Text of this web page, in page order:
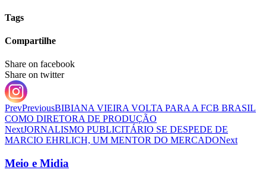
Tags
Compartilhe
Share on facebook
Share on twitter
PrevPreviousBIBIANA VIEIRA VOLTA PARA A FCB BRASIL
COMO DIRETORA DE PRODUÇÃO
NextJORNALISMO PUBLICITÁRIO SE DESPEDE DE
MARCIO EHRLICH, UM MENTOR DO MERCADONext
Meio e Midia